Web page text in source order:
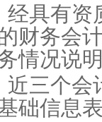
经具有资
财务会
情况说
近三个会
础信息